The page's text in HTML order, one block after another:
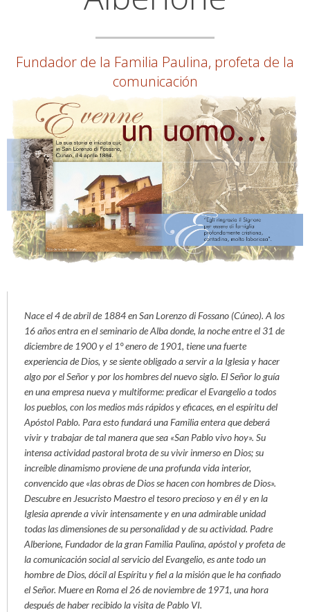
Fundador de la Familia Paulina, profeta de la
comunicación
Nace el 4 de abril de 1884 en San Lorenzo di Fossano (Cúneo). A los
16 años entra en el seminario de Alba donde, la noche entre el 31 de
diciembre de 1900 y el 1° enero de 1901, tiene una fuerte
experiencia de Dios, y se siente obligado a servir a la Iglesia y hacer
algo por el Señor y por los hombres del nuevo siglo. El Señor lo guía
en una empresa nueva y multiforme: predicar el Evangelio a todos
los pueblos, con los medios más rápidos y eficaces, en el espíritu del
Apóstol Pablo. Para esto fundará una Familia entera que deberá
vivir y trabajar de tal manera que sea «San Pablo vivo hoy». Su
intensa actividad pastoral brota de su vivir inmerso en Dios; su
increíble dinamismo proviene de una profunda vida interior,
convencido que «las obras de Dios se hacen con hombres de Dios».
Descubre en Jesucristo Maestro el tesoro precioso y en él y en la
Iglesia aprende a vivir intensamente y en una admirable unidad
todas las dimensiones de su personalidad y de su actividad. Padre
Alberione, Fundador de la gran Familia Paulina, apóstol y profeta de
la comunicación social al servicio del Evangelio, es ante todo un
hombre de Dios, dócil al Espíritu y fiel a la misión que le ha confiado
el Señor. Muere en Roma el 26 de noviembre de 1971, una hora
después de haber recibido la visita de Pablo VI.